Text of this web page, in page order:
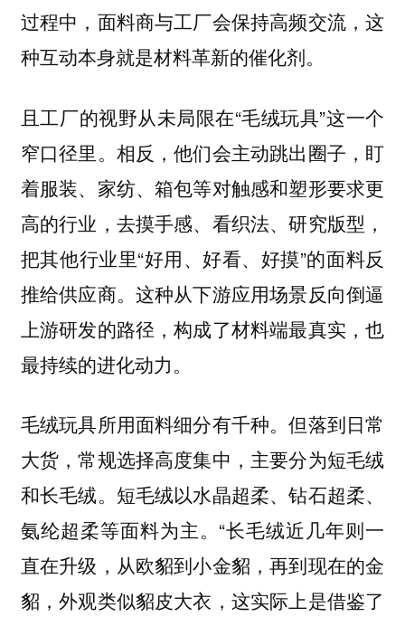
过程中，面料商与工厂会保持高频交流，这
种互动本身就是材料革新的催化剂。
且工厂的视野从未局限在“毛绒玩具”这一个
窄口径里。相反，他们会主动跳出圈子，盯
着服装、家纺、箱包等对触感和塑形要求更
高的行业，去摸手感、看织法、研究版型，
把其他行业里“好用、好看、好摸”的面料反
推给供应商。这种从下游应用场景反向倒逼
上游研发的路径，构成了材料端最真实，也
最持续的进化动力。
毛绒玩具所用面料细分有千种。但落到日常
大货，常规选择高度集中，主要分为短毛绒
和长毛绒。短毛绒以水晶超柔、钻石超柔、
氨纶超柔等面料为主。“长毛绒近几年则一
直在升级，从欧貂到小金貂，再到现在的金
貂，外观类似貂皮大衣，这实际上是借鉴了